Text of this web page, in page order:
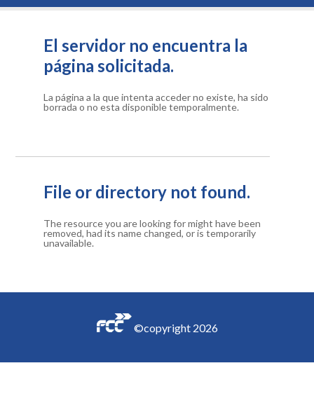
El servidor no encuentra la
página solicitada.
La página a la que intenta acceder no existe, ha sido
borrada o no esta disponible temporalmente.
File or directory not found.
The resource you are looking for might have been
removed, had its name changed, or is temporarily
unavailable.
©copyright 2026